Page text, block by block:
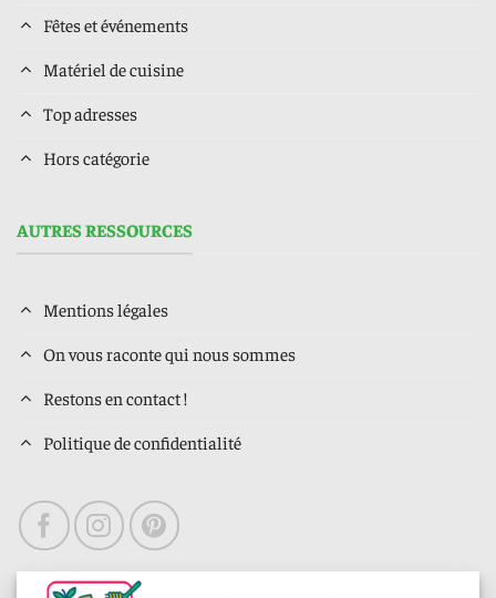
Fêtes et événements
Matériel de cuisine
Top adresses
Hors catégorie
AUTRES RESSOURCES
Mentions légales
On vous raconte qui nous sommes
Restons en contact !
Politique de confidentialité